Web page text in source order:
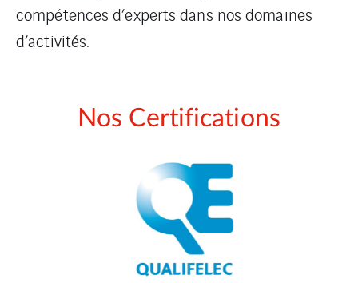
compétences d’experts dans nos domaines
d’activités.
Nos Certifications